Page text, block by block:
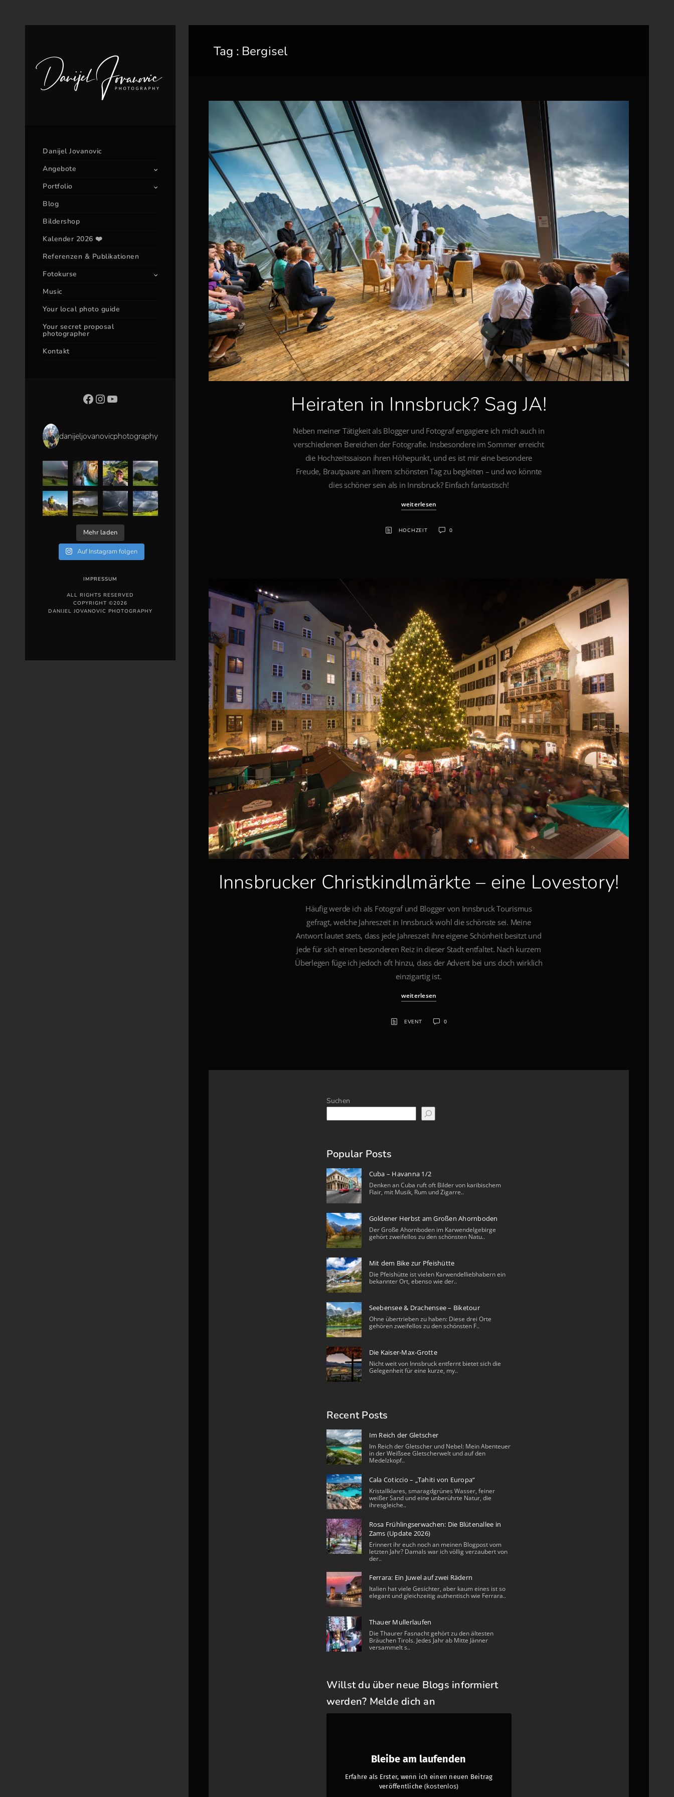
Danijel Jovanovic
Angebote
Portfolio
Blog
Bildershop
Kalender 2026 ❤️
Referenzen & Publikationen
Fotokurse
Music
Your local photo guide
Your secret proposal
photographer
Kontakt
danijeljovanovicphotography
Mehr laden
Auf Instagram folgen
IMPRESSUM
ALL RIGHTS RESERVED
COPYRIGHT ©2026
DANIJEL JOVANOVIC PHOTOGRAPHY
Tag : Bergisel
Heiraten in Innsbruck? Sag JA!
Neben meiner Tätigkeit als Blogger und Fotograf engagiere ich mich auch in
verschiedenen Bereichen der Fotografie. Insbesondere im Sommer erreicht
die Hochzeitssaison ihren Höhepunkt, und es ist mir eine besondere
Freude, Brautpaare an ihrem schönsten Tag zu begleiten – und wo könnte
dies schöner sein als in Innsbruck? Einfach fantastisch!
weiterlesen
HOCHZEIT 0
Innsbrucker Christkindlmärkte – eine Lovestory!
Häufig werde ich als Fotograf und Blogger von Innsbruck Tourismus
gefragt, welche Jahreszeit in Innsbruck wohl die schönste sei. Meine
Antwort lautet stets, dass jede Jahreszeit ihre eigene Schönheit besitzt und
jede für sich einen besonderen Reiz in dieser Stadt entfaltet. Nach kurzem
Überlegen füge ich jedoch oft hinzu, dass der Advent bei uns doch wirklich
einzigartig ist.
weiterlesen
EVENT 0
Suchen
Popular Posts
Cuba – Havanna 1/2
Denken an Cuba ruft oft Bilder von karibischem
Flair, mit Musik, Rum und Zigarre..
Goldener Herbst am Großen Ahornboden
Der Große Ahornboden im Karwendelgebirge
gehört zweifellos zu den schönsten Natu..
Mit dem Bike zur Pfeishütte
Die Pfeishütte ist vielen Karwendelliebhabern ein
bekannter Ort, ebenso wie der..
Seebensee & Drachensee – Biketour
Ohne übertrieben zu haben: Diese drei Orte
gehören zweifellos zu den schönsten F..
Die Kaiser-Max-Grotte
Nicht weit von Innsbruck entfernt bietet sich die
Gelegenheit für eine kurze, my..
Recent Posts
Im Reich der Gletscher
Im Reich der Gletscher und Nebel: Mein Abenteuer
in der Weißsee Gletscherwelt und auf den
Medelzkopf..
Cala Coticcio – „Tahiti von Europa“
Kristallklares, smaragdgrünes Wasser, feiner
weißer Sand und eine unberührte Natur, die
ihresgleiche..
Rosa Frühlingserwachen: Die Blütenallee in
Zams (Update 2026)
Erinnert ihr euch noch an meinen Blogpost vom
letzten Jahr? Damals war ich völlig verzaubert von
der..
Ferrara: Ein Juwel auf zwei Rädern
Italien hat viele Gesichter, aber kaum eines ist so
elegant und gleichzeitig authentisch wie Ferrara..
Thauer Mullerlaufen
Die Thaurer Fasnacht gehört zu den ältesten
Bräuchen Tirols. Jedes Jahr ab Mitte Jänner
versammelt s..
Willst du über neue Blogs informiert
werden? Melde dich an
Bleibe am laufenden
Erfahre als Erster, wenn ich einen neuen Beitrag
veröffentliche (kostenlos)